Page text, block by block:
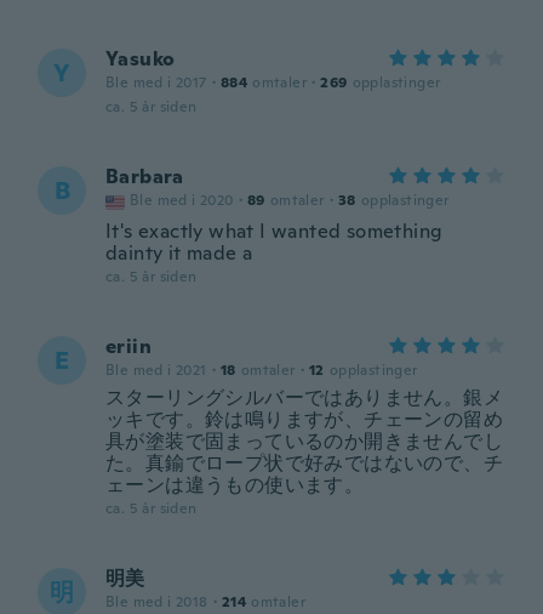
Y Yasuko
Ble med i 2017 · 884 omtaler · 269 opplastinger
ca. 5 år siden
B Barbara
Ble med i 2020 · 89 omtaler · 38 opplastinger
It's exactly what I wanted something
dainty it made a
ca. 5 år siden
E eriin
Ble med i 2021 · 18 omtaler · 12 opplastinger
スターリングシルバーではありません。銀メ
ッキです。鈴は鳴りますが、チェーンの留め
具が塗装で固まっているのか開きませんでし
た。真鍮でロープ状で好みではないので、チ
ェーンは違うもの使います。
ca. 5 år siden
明 明美
Ble med i 2018 · 214 omtaler